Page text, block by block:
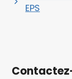
EPS